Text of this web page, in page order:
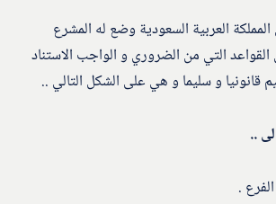
العربية السعودية وضع له المشرع
التي من الضروري و الواجب الاستناد
قانونيا و سليما و هي على الشكل التالي ..
..
.